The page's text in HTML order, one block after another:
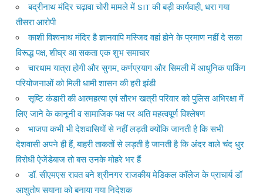
बद्रीनाथ मंदिर चढ़ावा चोरी मामले में SIT की बड़ी कार्यवाही, धरा गया
तीसरा आरोपी
काशी विश्वनाथ मंदिर है ज्ञानवापि मस्जिद वहां होने के प्रमाण नहीं दे सका
विरूद्ध पक्ष, शीघ्र आ सकता एक शुभ समाचार
चारधाम यात्रा होगी और सुगम, कर्णप्रयाग और सिमली में आधुनिक पार्किंग
परियोजनाओं को मिली धामी शासन की हरी झंडी
सृष्टि कंडारी की आत्महत्या एवं सौरभ खत्री परिवार को पुलिस अभिरक्षा में
लिए जाने के कानूनी व सामाजिक पक्ष पर अति महत्वपूर्ण विश्लेषण
भाजपा कभी भी देशवासियों से नहीं लड़ती क्योंकि जानती है कि सभी
देशवासी अपने ही हैं, बाहरी ताकतों से लड़ती है जानती है कि अंदर वाले चंद धुर
विरोधी ऐजेंडेबाज तो बस उनके मोहरे भर हैं
डॉ. सीएमएस रावत बने श्रीनगर राजकीय मेडिकल कॉलेज के प्राचार्य डॉ
आशुतोष सयाना को बनाया गया निदेशक